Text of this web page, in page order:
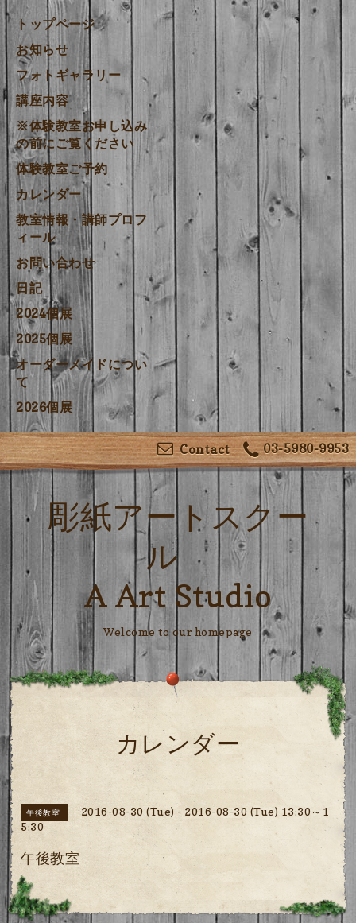
トップページ
お知らせ
フォトギャラリー
講座内容
※体験教室お申し込み
の前にご覧ください
体験教室ご予約
カレンダー
教室情報・講師プロフ
ィール
お問い合わせ
日記
2024個展
2025個展
オーダーメイドについ
て
2026個展
03-5980-9953
Contact
彫紙アートスクー
ル
A Art Studio
Welcome to our homepage
カレンダー
午後教室
2016-08-30 (Tue) - 2016-08-30 (Tue) 13:30～1
5:30
午後教室